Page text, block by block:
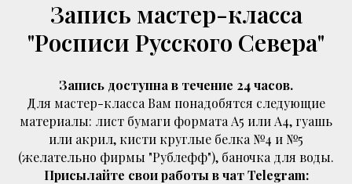
Запись мастер-класса
"Росписи Русского Севера"
Запись доступна в течение 24 часов.
Для мастер-класса Вам понадобятся следующие
материалы: лист бумаги формата А5 или А4, гуашь
или акрил, кисти круглые белка №4 и №5
(желательно фирмы "Рублефф"), баночка для воды.
Присылайте свои работы в чат Telegram: